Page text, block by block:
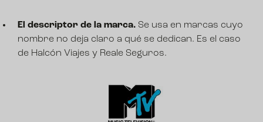
El descriptor de la marca. Se usa en marcas cuyo
nombre no deja claro a qué se dedican. Es el caso
de Halcón Viajes y Reale Seguros.